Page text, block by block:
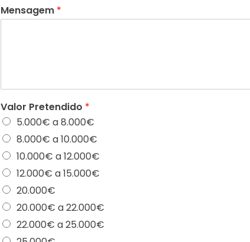
Mensagem *
Valor Pretendido *
5.000€ a 8.000€
8.000€ a 10.000€
10.000€ a 12.000€
12.000€ a 15.000€
20.000€
20.000€ a 22.000€
22.000€ a 25.000€